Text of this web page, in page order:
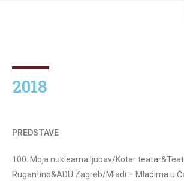
2018
PREDSTAVE
100. Moja nuklearna ljubav/Kotar
Rugantino&ADU Zagreb/Mladi – Mladima u